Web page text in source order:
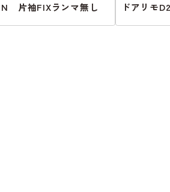
片袖FIXランマ無し ドアリモ